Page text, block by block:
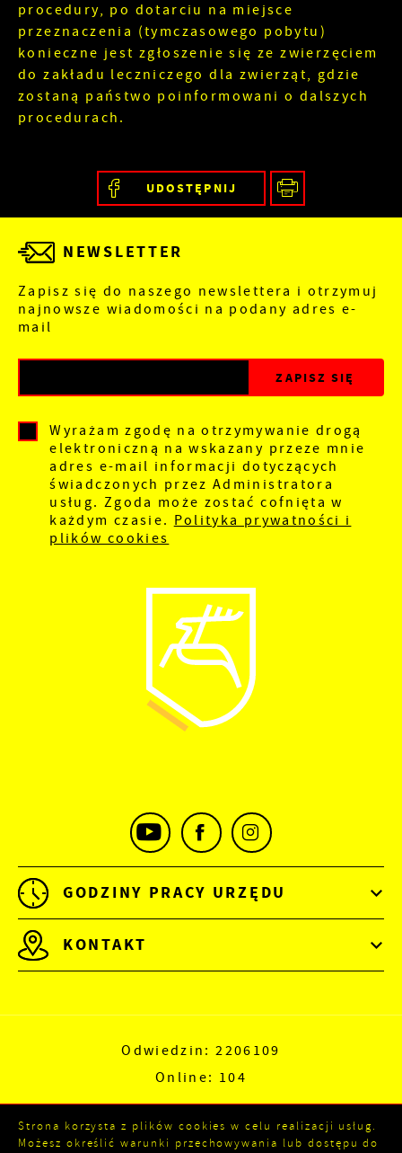
procedury, po dotarciu na miejsce
przeznaczenia (tymczasowego pobytu)
konieczne jest zgłoszenie się ze zwierzęciem
do zakładu leczniczego dla zwierząt, gdzie
zostaną państwo poinformowani o dalszych
procedurach.
UDOSTĘPNIJ
NEWSLETTER
Zapisz się do naszego newslettera i otrzymuj
najnowsze wiadomości na podany adres e-
mail
Wyrażam zgodę na otrzymywanie drogą
elektroniczną na wskazany przeze mnie
adres e-mail informacji dotyczących
świadczonych przez Administratora
usług. Zgoda może zostać cofnięta w
każdym czasie. Polityka prywatności i
plików cookies
GODZINY PRACY URZĘDU
KONTAKT
Odwiedzin: 2206109
Online: 104
Strona korzysta z plików cookies w celu realizacji usług.
Możesz określić warunki przechowywania lub dostępu do